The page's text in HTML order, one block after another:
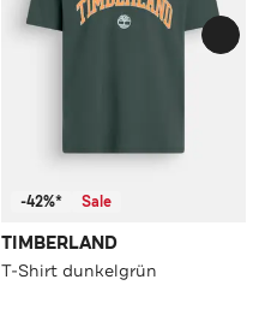
-42%* Sale
TIMBERLAND
T-Shirt dunkelgrün